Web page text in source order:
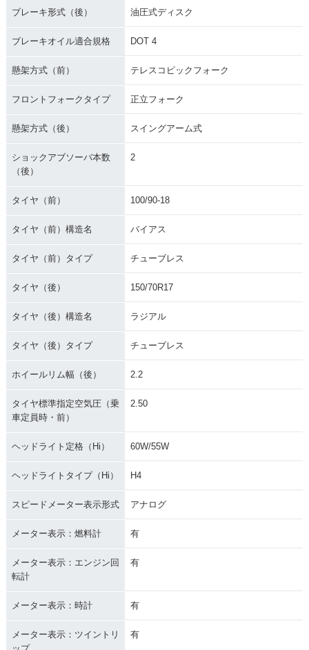
ブレーキ形式（後） 油圧式ディスク
ブレーキオイル適合規格 DOT 4
懸架方式（前） テレスコピックフォーク
フロントフォークタイプ 正立フォーク
懸架方式（後） スイングアーム式
ショックアブソーバ本数
（後）
2
タイヤ（前） 100/90-18
タイヤ（前）構造名 バイアス
タイヤ（前）タイプ チューブレス
タイヤ（後） 150/70R17
タイヤ（後）構造名 ラジアル
タイヤ（後）タイプ チューブレス
ホイールリム幅（後） 2.2
タイヤ標準指定空気圧（乗
車定員時・前）
2.50
ヘッドライト定格（Hi） 60W/55W
ヘッドライトタイプ（Hi） H4
スピードメーター表示形式 アナログ
メーター表示：燃料計 有
メーター表示：エンジン回
転計
有
メーター表示：時計 有
メーター表示：ツイントリ
有